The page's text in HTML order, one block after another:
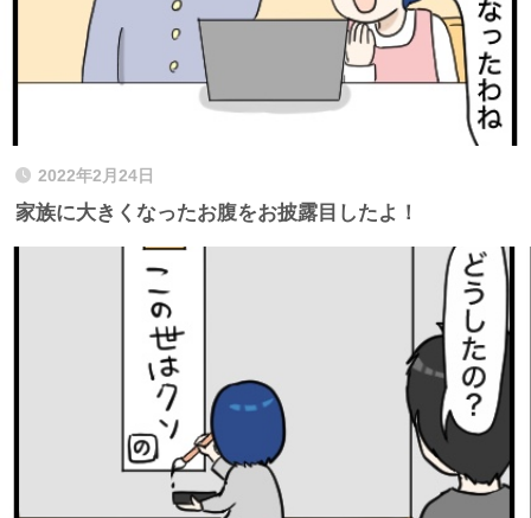
2022年2月24日
家族に大きくなったお腹をお披露目したよ！